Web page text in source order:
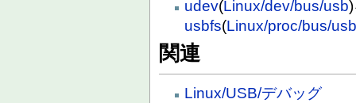
udev(Linux/dev/bus/usb
usbfs(Linux/proc/bus/
関連
Linux/USB/デバッグ